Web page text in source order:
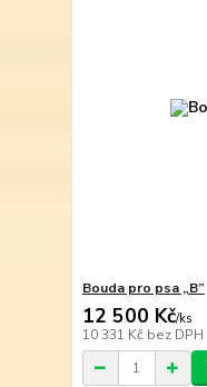
Bouda pro psa „B”
12 500 Kč/ks
10 331 Kč bez DPH